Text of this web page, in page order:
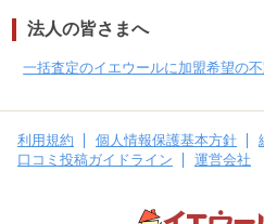
法人の皆さまへ
一括査定のイエウールに加盟希望の
利用規約 個人情報保護基本方針
口コミ投稿ガイドライン
運営会社